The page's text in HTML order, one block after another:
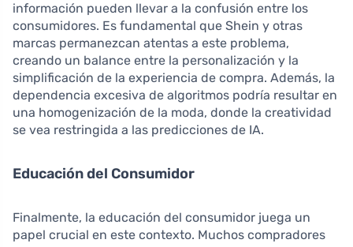
información pueden llevar a la confusión entre los
consumidores. Es fundamental que Shein y otras
marcas permanezcan atentas a este problema,
creando un balance entre la personalización y la
simplificación de la experiencia de compra. Además, la
dependencia excesiva de algoritmos podría resultar en
una homogenización de la moda, donde la creatividad
se vea restringida a las predicciones de IA.
Educación del Consumidor
Finalmente, la educación del consumidor juega un
papel crucial en este contexto. Muchos compradores